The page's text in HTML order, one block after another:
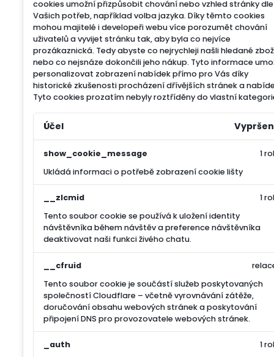
cookies umožní přizpůsobit chování nebo vzhled stránky dle
Vašich potřeb, například volba jazyka. Díky těmto cookies
mohou majitelé i developeři webu více porozumět chování
uživatelů a vyvijet stránku tak, aby byla co nejvíce
prozákaznická. Tedy abyste co nejrychleji našli hledané
nebo co nejsnáze dokončili jeho nákup. Tyto informace
personalizovat zobrazení nabídek přímo pro Vás díky
historické zkušenosti procházení dřívějších stránek a
Tyto cookies prozatím nebyly roztříděny do vlastní
Účel
show_cookie_message
Ukládá informaci o potřebě zobrazení cookie lišty
1
__zlcmid
Tento soubor cookie se používá k uložení identity
návštěvníka během návštěv a preference návštěvníka
deaktivovat naši funkci živého chatu.
1
__cfruid
Tento soubor cookie je součástí služeb poskytovaných
společností Cloudflare – včetně vyrovnávání zátěže,
doručování obsahu webových stránek a poskytování
připojení DNS pro provozovatele webových stránek.
_auth
1